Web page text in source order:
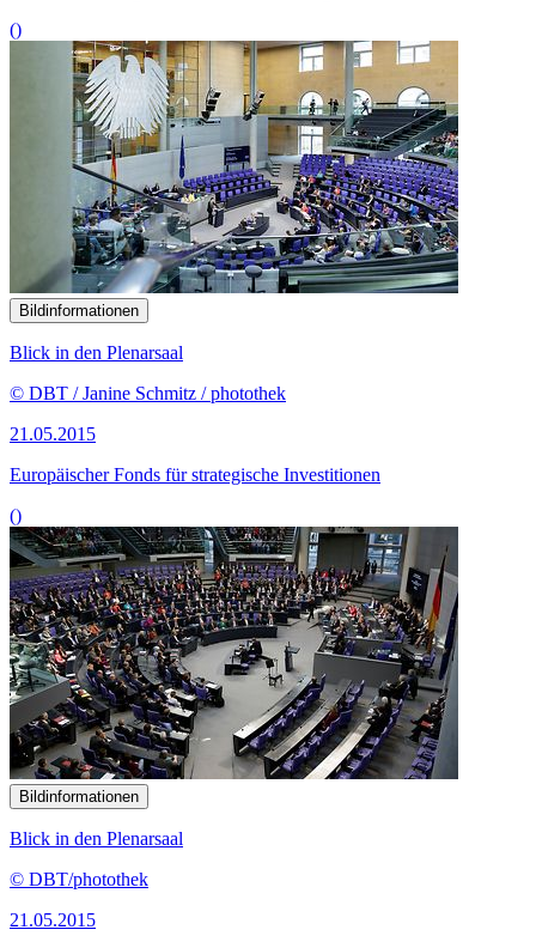
()
Bildinformationen
Blick in den Plenarsaal
© DBT / Janine Schmitz / photothek
21.05.2015
Europäischer Fonds für strategische Investitionen
()
Bildinformationen
Blick in den Plenarsaal
© DBT/photothek
21.05.2015